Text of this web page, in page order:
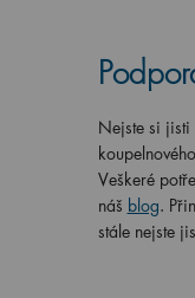
Nejste si
Veškeré
náš blog.
stále nejste